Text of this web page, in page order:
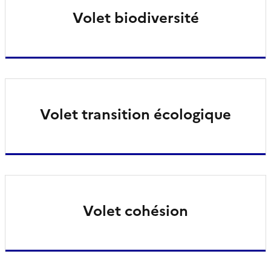
Volet biodiversité
Volet transition écologique
Volet cohésion